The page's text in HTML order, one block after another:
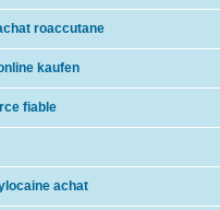
roaccutane
kaufen
fiable
achat